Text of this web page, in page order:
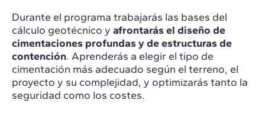
Durante el programa trabajarás las bases del
cálculo geotécnico y afrontarás el diseño de
cimentaciones profundas y de estructuras de
contención. Aprenderás a elegir el tipo de
cimentación más adecuado según el terreno, el
proyecto y su complejidad, y optimizarás tanto la
seguridad como los costes.